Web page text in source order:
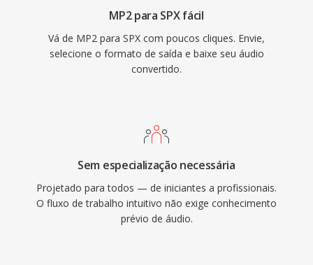
normalmente delegam a bibliotecas externas.
Embora seus criadores recomendem
oficialmente o Opus como sucessor desde
decodificador leve ainda é valorizado.
MP2 para SPX fácil
Vá de MP2 para SPX com poucos cliques. Envie,
selecione o formato de saída e baixe seu áudio
convertido.
Sem especialização necessária
Projetado para todos — de iniciantes a profissionais.
O fluxo de trabalho intuitivo não exige conhecimento
prévio de áudio.